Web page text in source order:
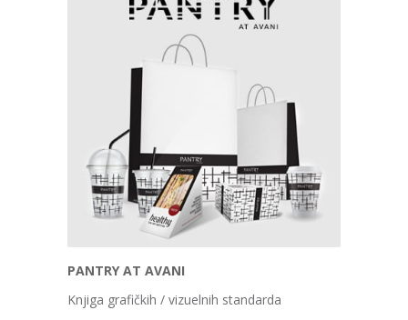
PANTRY AT AVANI
Knjiga grafičkih / vizuelnih standarda